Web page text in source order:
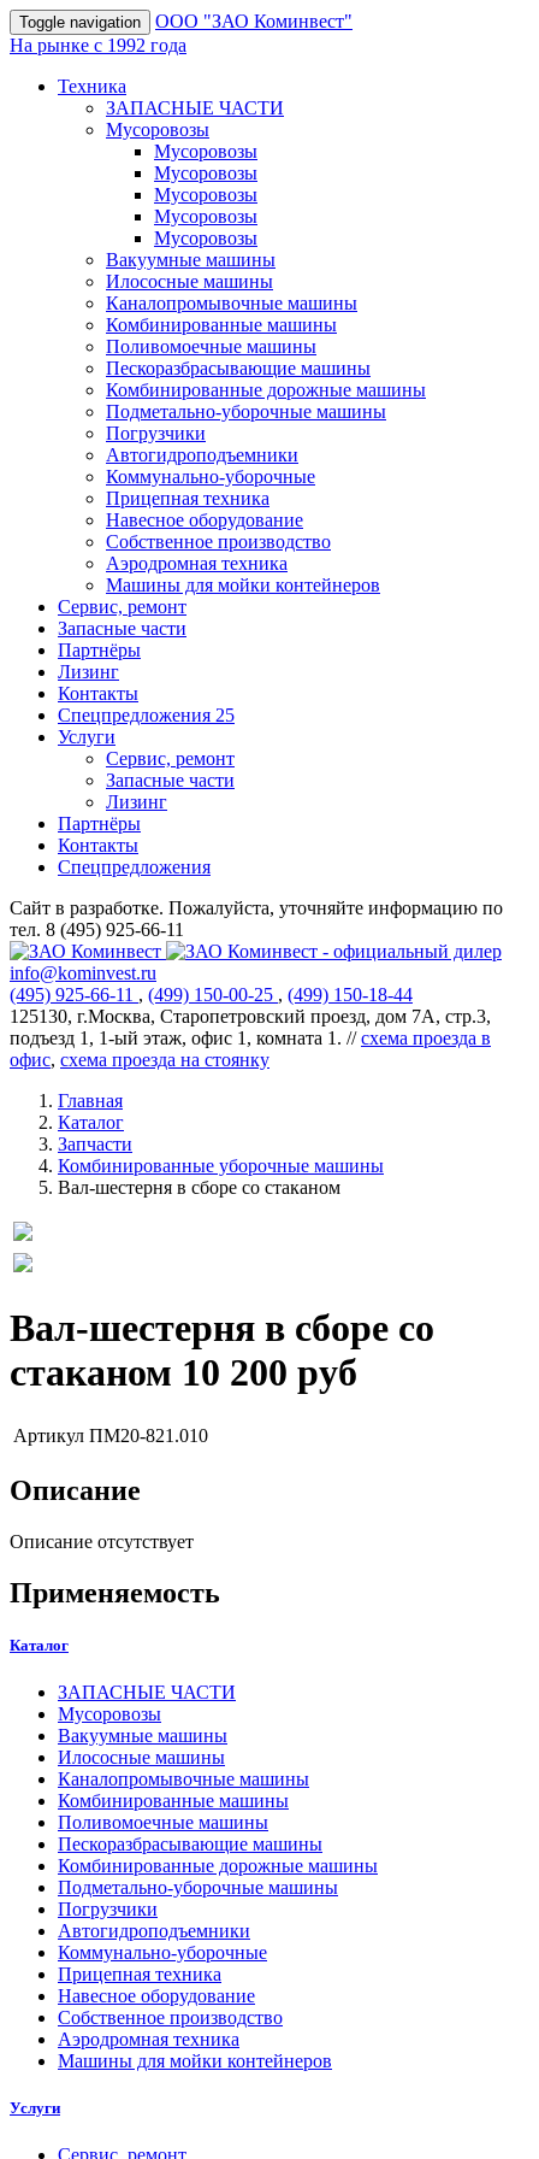
Toggle navigation
OOO "ЗАО Коминвест"
На рынке с 1992 года
Техника
ЗАПАСНЫЕ ЧАСТИ
Мусоровозы
Мусоровозы
Мусоровозы
Мусоровозы
Мусоровозы
Мусоровозы
Вакуумные машины
Илососные машины
Каналопромывочные машины
Комбинированные машины
Поливомоечные машины
Пескоразбрасывающие машины
Комбинированные дорожные машины
Подметально-уборочные машины
Погрузчики
Автогидроподъемники
Коммунально-уборочные
Прицепная техника
Навесное оборудование
Собственное производство
Аэродромная техника
Машины для мойки контейнеров
Сервис, ремонт
Запасные части
Партнёры
Лизинг
Контакты
Спецпредложения 25
Услуги
Сервис, ремонт
Запасные части
Лизинг
Партнёры
Контакты
Спецпредложения
Сайт в разработке. Пожалуйста, уточняйте информацию по
тел. 8 (495) 925-66-11
info@kominvest.ru
(495) 925-66-11 , (499) 150-00-25 , (499) 150-18-44
125130, г.Москва, Старопетровский проезд, дом 7А, стр.3,
подъезд 1, 1-ый этаж, офис 1, комната 1. //схема проезда в
офис, схема проезда на стоянку
Главная
Каталог
Запчасти
Комбинированные уборочные машины
Вал-шестерня в сборе со стаканом
Вал-шестерня в сборе со
стаканом 10 200 руб
Артикул ПМ20-821.010
Описание
Описание отсутствует
Применяемость
Каталог
ЗАПАСНЫЕ ЧАСТИ
Мусоровозы
Вакуумные машины
Илососные машины
Каналопромывочные машины
Комбинированные машины
Поливомоечные машины
Пескоразбрасывающие машины
Комбинированные дорожные машины
Подметально-уборочные машины
Погрузчики
Автогидроподъемники
Коммунально-уборочные
Прицепная техника
Навесное оборудование
Собственное производство
Аэродромная техника
Машины для мойки контейнеров
Услуги